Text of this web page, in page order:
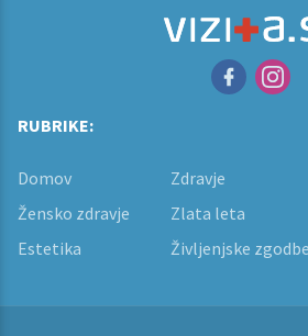
RUBRIKE:
Domov Zdravje
Žensko zdravje
Zlata leta
Estetika
Življenjske zgodbe